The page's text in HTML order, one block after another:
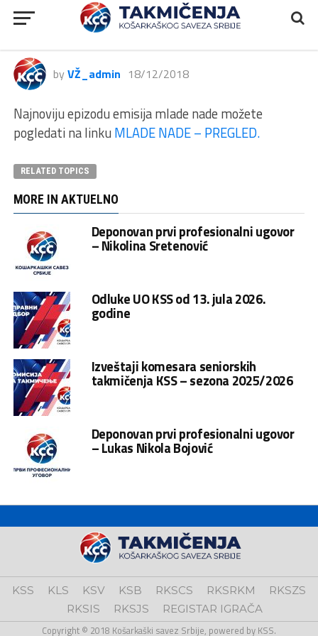
MLADE NADE sezona 2018/19 –
Nova epizoda
by VŽ_admin 18/12/2018
Najnoviju epizodu emisija mlade nade možete
pogledati na linku MLADE NADE – PREGLED.
RELATED TOPICS
MORE IN AKTUELNO
Deponovan prvi profesionalni ugovor
– Nikolina Sretenović
Odluke UO KSS od 13. jula 2026.
godine
Izveštaji komesara seniorskih
takmičenja KSS – sezona 2025/2026
Deponovan prvi profesionalni ugovor
– Lukas Nikola Bojović
KSS KLS KSV KSB RKSCS RKSRKM
RKSZS
RKSIS
RKSJS REGISTAR IGRAČA
Copyright © 2018 Košarkaški savez Srbije, powered by KSS.